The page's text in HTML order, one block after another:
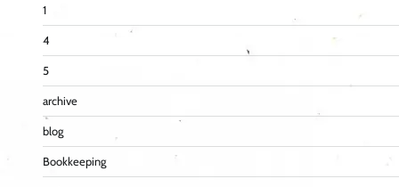
1
4
5
archive
blog
Bookkeeping